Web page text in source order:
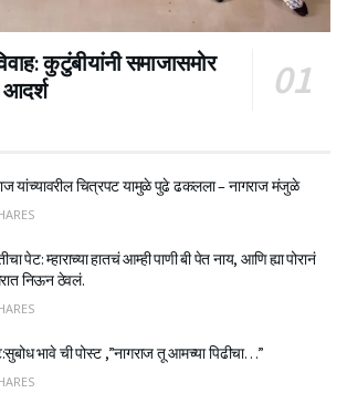
कुटुंबीयांनी समाजासमोर
यांच्यावरील चित्रपट यामुळे पुढे ढकलला – नागराज मंजुळे
पेट: म्हाराच्या हातचं आम्ही पाणी बी पेत नाय, आणि ह्या पोरानं
निऊन ठेवलं.
भावे ची पोस्ट ,”नागराज तू आमच्या पिढीचा…”